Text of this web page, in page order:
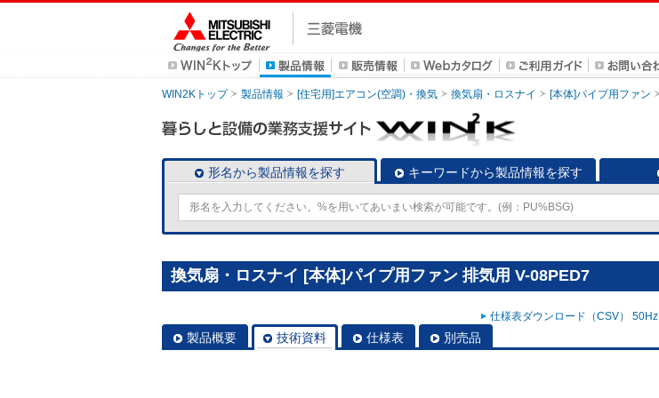
WIN2Kトップ 製品情報 [住宅用]エアコン(空調)・換気 換気扇・ロスナイ [本体]パイプ用ファン
形名から製品情報を探す キーワードから製品情報を探す
換気扇・ロスナイ [本体]パイプ用ファン 排気用 V-08PED7
仕様表ダウンロード（CSV） 50Hz
製品概要 技術資料 仕様表 別売品